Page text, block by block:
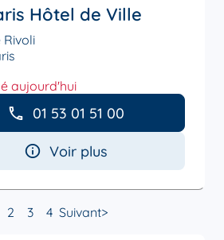
Hôtel de Ville
Rivoli
aujourd'hui
01 53 01 51 00
Voir plus
2 3 4 Suivant